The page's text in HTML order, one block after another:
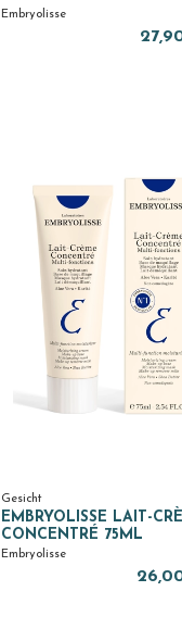
Embryolisse
Gesicht
EMBRYOLISSE LAIT-
CONCENTRÉ 75ML
Embryolisse